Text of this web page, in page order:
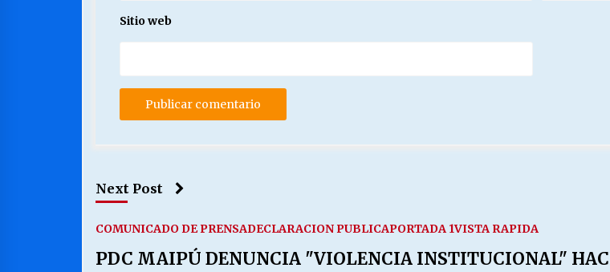
Sitio web
Next Post
COMUNICADO DE PRENSADECLARACION PUBLICAPORTADA 1VISTA RAPIDA
PDC MAIPÚ DENUNCIA "VIOLENCIA INSTITUCIONAL"